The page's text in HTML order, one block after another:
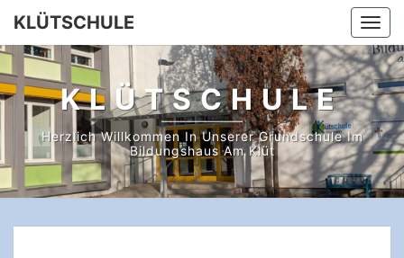
Skip
content
KLÜTSCHULE
KLÜTSCHULE
Herzlich Willkommen In Unserer Grundschule Im
Bildungshaus Am Klüt